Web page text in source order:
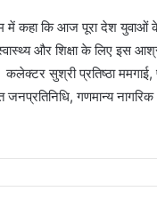
में कहा कि आज पूरा देश
और शिक्षा के लिए इस
सुश्री प्रतिष्ठा ममगाई,
गणमान्य